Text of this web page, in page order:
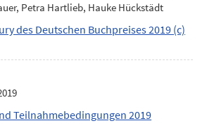
Petra Hartlieb, Hauke Hückstädt
des Deutschen Buchpreises 2019 (c)
Teilnahmebedingungen 2019